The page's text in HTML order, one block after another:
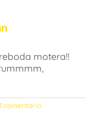
motera!!
1 comentario